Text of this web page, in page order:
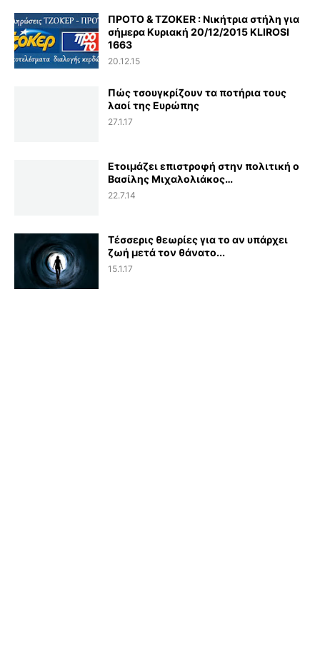
ΠΡΟΤΟ & TZOKER : Νικήτρια στήλη για
σήμερα Κυριακή 20/12/2015 KLIROSI
1663
20.12.15
Πώς τσουγκρίζουν τα ποτήρια τους
λαοί της Ευρώπης
27.1.17
Ετοιμάζει επιστροφή στην πολιτική ο
Βασίλης Μιχαλολιάκος…
22.7.14
Τέσσερις θεωρίες για το αν υπάρχει
ζωή μετά τον θάνατο...
15.1.17